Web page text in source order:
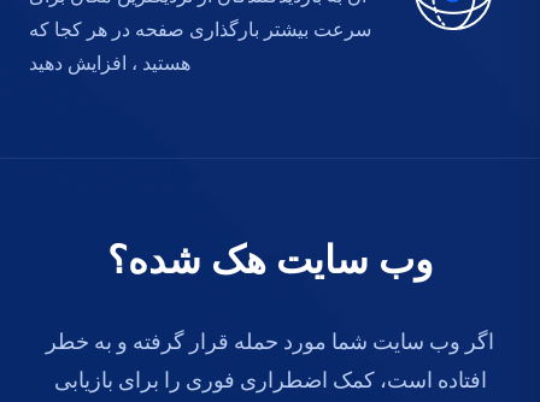
سرعت بیشتر بارگذاری صفحه در هر کجا که
هستید ، افزایش دهید
وب سایت هک شده؟
اگر وب سایت شما مورد حمله قرار گرفته و به خطر
افتاده است، کمک اضطراری فوری را برای بازیابی